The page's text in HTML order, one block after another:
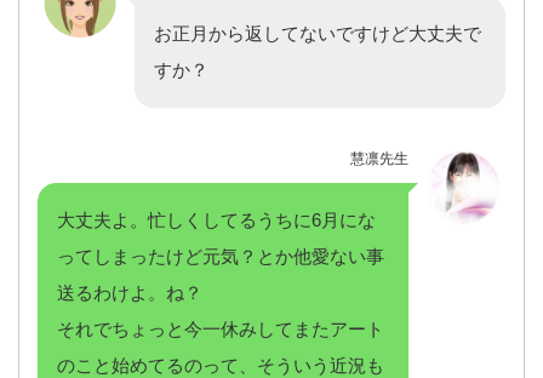
お正月から返してないですけど大丈夫で
すか？
慧凛先生
大丈夫よ。忙しくしてるうちに6月にな
ってしまったけど元気？とか他愛ない事
送るわけよ。ね？
それでちょっと今一休みしてまたアート
のこと始めてるのって、そういう近況も